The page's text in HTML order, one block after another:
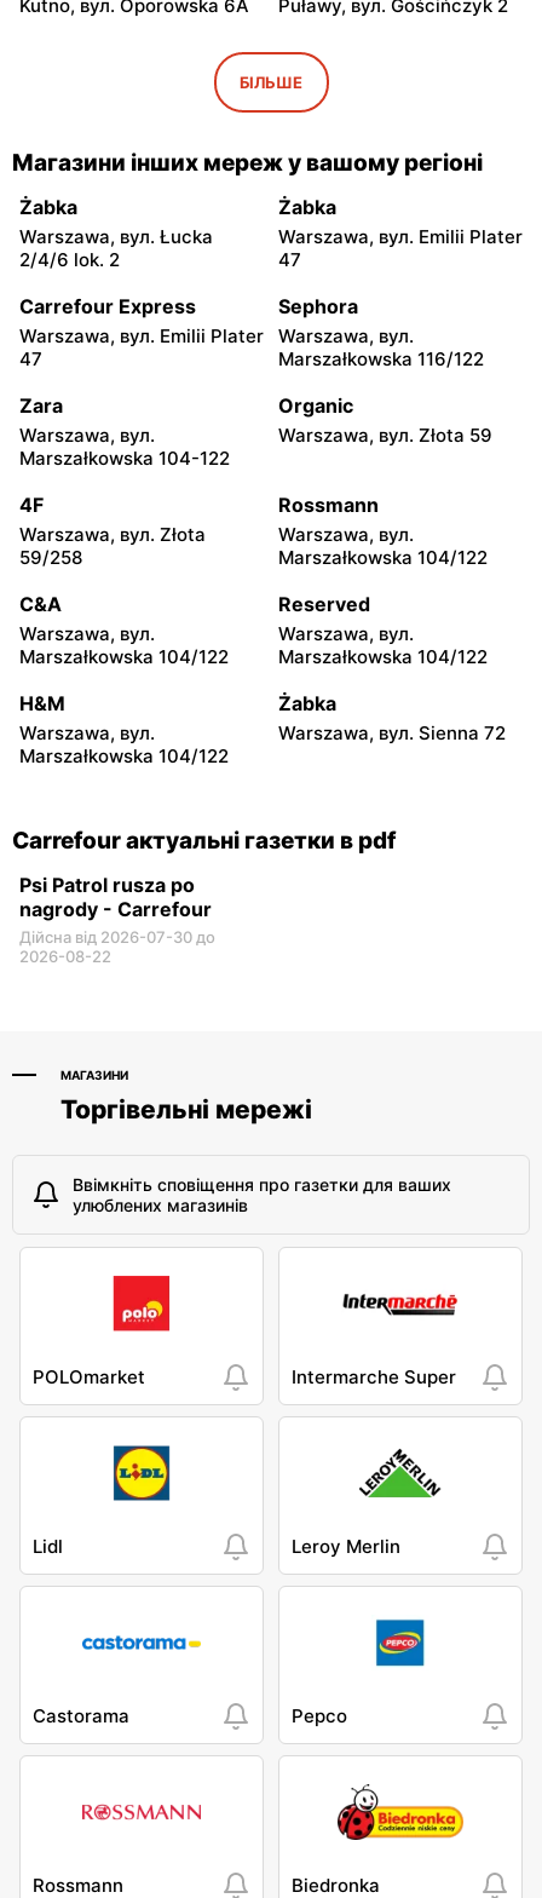
Kutno, вул. Oporowska 6A Puławy, вул. Gościńczyk 2
Przybyszewskiego 176/178
Carrefour
Łódź, вул. Kolumny 6/36
Carrefour
Łódź al. Ks. Bp. Władysława
Bandurskiego 49
Carrefour
Łódź, вул. Szparagowa 7
Carrefour
4/20
Carrefour
Juliusza Słowackiego 123
Carrefour
Sobieskiego 9
Carrefour
вул. Adama Mickiewicza 30
Carrefour Carrefour
20
Carrefour
Witosa 6
Carrefour
28
Carrefour
Krasickiego 1 b
Carrefour
20
Carrefour Carrefour
БІЛЬШЕ
Магазини інших мереж у вашому регіоні
Żabka
Warszawa, вул. Łucka
2/4/6 lok. 2
Żabka
Warszawa, вул. Emilii Plater
47
Carrefour Express
Warszawa, вул. Emilii Plater
47
Sephora
Warszawa, вул.
Marszałkowska 116/122
Zara
Warszawa, вул.
Marszałkowska 104-122
Organic
Warszawa, вул. Złota 59
4F
Warszawa, вул. Złota
59/258
Rossmann
Warszawa, вул.
Marszałkowska 104/122
C&A
Warszawa, вул.
Marszałkowska 104/122
Reserved
Warszawa, вул.
Marszałkowska 104/122
H&M
Warszawa, вул.
Marszałkowska 104/122
Żabka
Warszawa, вул. Sienna 72
Carrefour актуальні газетки в pdf
Psi Patrol rusza po
nagrody - Carrefour
Дійсна від 2026-07-30 до
2026-08-22
МАГАЗИНИ
Торгівельні мережі
Ввімкніть сповіщення про газетки для ваших
улюблених магазинів
POLOmarket Intermarche Super
Lidl Leroy Merlin
Castorama Pepco
Rossmann Biedronka